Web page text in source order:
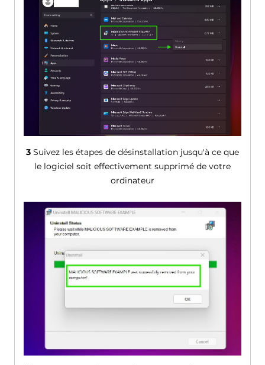
3Suivez les étapes de désinstallation jusqu'à ce que
le logiciel soit effectivement supprimé de votre
ordinateur